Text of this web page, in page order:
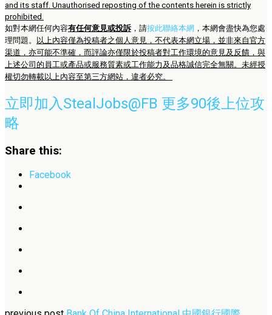
and its staff. Unauthorised reposting of the contents herein is strictly
prohibited.
如對本網任何內容有任何意見或投訴 ，請按此聯絡本網 ，本網會盡快為您處
理問題。
以上內容僅為投稿者之個人意見，不代表本網立場，並非來自官方
渠道，亦可能不準確，而評論亦僅限於投稿者對工作環境的意見及反饋，與
上述公司的員工或產品或服務質素或工作能力及品格誠信完全無關。未經授
權切勿轉載以上內容至第三方網站，違者必究。
立即加入StealJobs@FB 更多90後上位攻
略
Share this:
Facebook